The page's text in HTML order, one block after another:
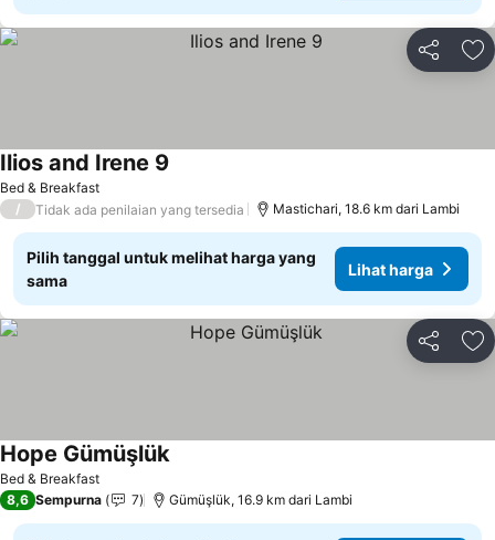
Bagikan
Bed & Breakfast
Ilios and Irene 9
/ Tidak ada penilaian yang tersedia Mastichari, 18.6 km dari Lambi
Pilih tanggal untuk melihat harga yang
sama
Lihat harga
Bagikan
Bed & Breakfast
Hope Gümüşlük
8,6 Sempurna 7 Gümüşlük, 16.9 km dari Lambi